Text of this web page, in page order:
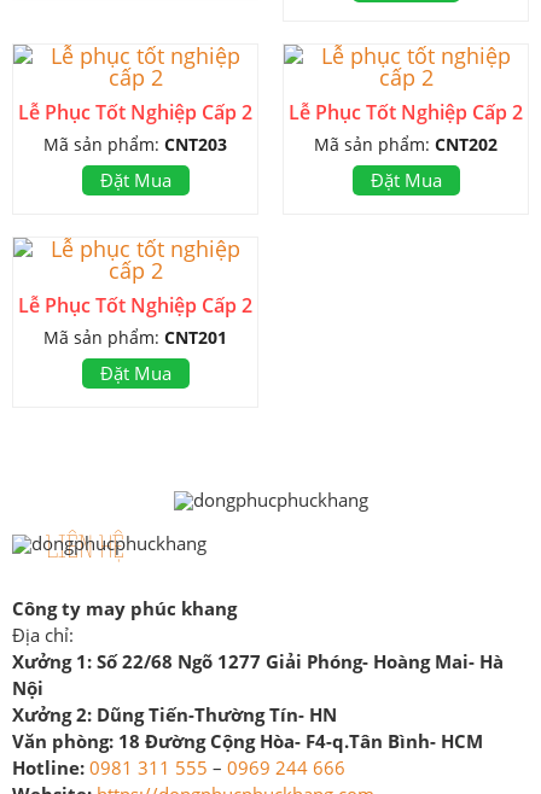
Lễ Phục Tốt Nghiệp Cấp 2
Mã sản phẩm: CNT203
Đặt Mua
Lễ Phục Tốt Nghiệp Cấp 2
Mã sản phẩm: CNT202
Đặt Mua
Lễ Phục Tốt Nghiệp Cấp 2
Mã sản phẩm: CNT201
Đặt Mua
LIÊN HỆ
Công ty may phúc khang
Địa chỉ:
Xưởng 1: Số 22/68 Ngõ 1277 Giải Phóng- Hoàng Mai- Hà
Nội
Xưởng 2: Dũng Tiến-Thường Tín- HN
Văn phòng: 18 Đường Cộng Hòa- F4-q.Tân Bình- HCM
Hotline: 0981 311 555 – 0969 244 666